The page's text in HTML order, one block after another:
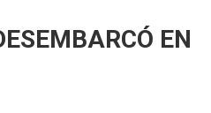
EN